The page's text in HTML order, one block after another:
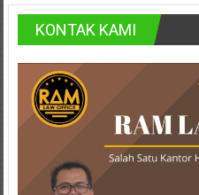
Badung,
Gianyar,
Mataram,
Lombok,
Temanggung,
KONTAK KAMI